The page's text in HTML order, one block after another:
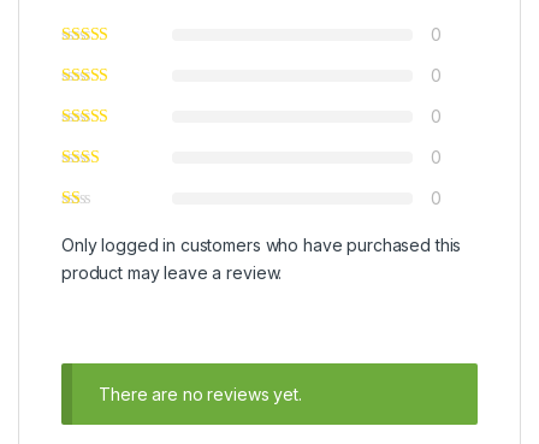
0
0
0
0
0
Only logged in customers who have purchased this
product may leave a review.
There are no reviews yet.